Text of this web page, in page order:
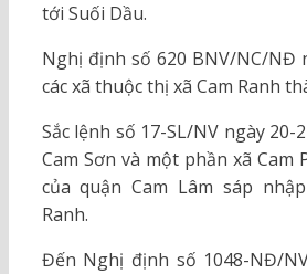
tới Suối Dầu.
Nghị định số 620 BNV/NC/NĐ
các xã thuộc thị xã Cam Ranh
Sắc lệnh số 17-SL/NV ngày 20-
Cam Sơn và một phần xã Cam
của quận Cam Lâm sáp
Ranh.
Đến Nghị định số 1048-NĐ/